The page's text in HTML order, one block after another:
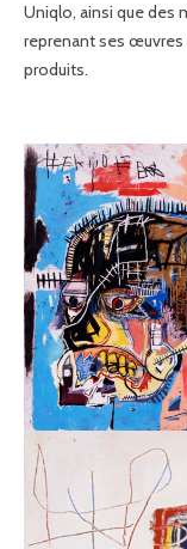
Uniqlo, ainsi que des
reprenant ses œuvres
produits.